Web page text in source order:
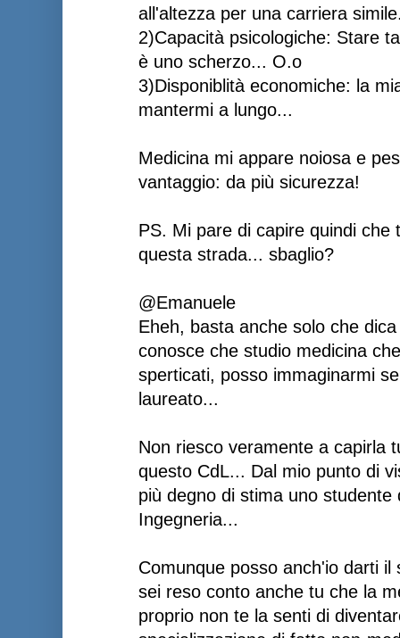
all'altezza per una carriera
2)Capacità psicologiche: Stare
è uno scherzo... O.o
3)Disponiblità economiche: la
mantermi a lungo...
Medicina mi appare noiosa e
vantaggio: da più sicurezza!
PS. Mi pare di capire quindi che
questa strada... sbaglio?
@Emanuele
Eheh, basta anche solo che
conosce che studio medicina
sperticati, posso immaginarmi
laureato...
Non riesco veramente a capirla
questo CdL... Dal mio punto di
più degno di stima uno studente
Ingegneria...
Comunque posso anch'io darti
sei reso conto anche tu che la
proprio non te la senti di